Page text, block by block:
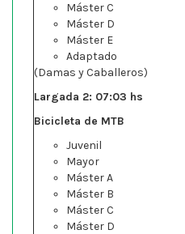
Máster C
Máster D
Máster E
Adaptado
(Damas y Caballeros)
Largada 2: 07:03 hs
Bicicleta de MTB
Juvenil
Mayor
Máster A
Máster B
Máster C
Máster D